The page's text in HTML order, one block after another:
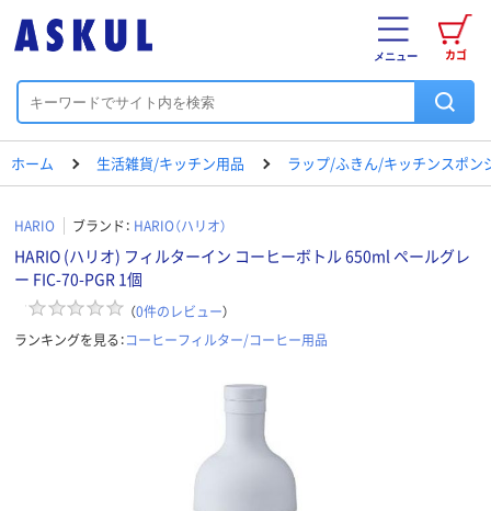
カゴ
メニュー
ホーム 生活雑貨/キッチン用品 ラップ/ふきん/キッチンスポン
HARIO ブランド： HARIO（ハリオ）
HARIO (ハリオ) フィルターイン コーヒーボトル 650ml ペールグレ
ー FIC-70-PGR 1個
（0件のレビュー）
ランキングを見る：コーヒーフィルター/コーヒー用品